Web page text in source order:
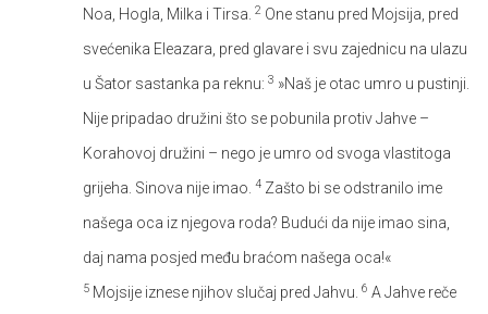
Noa, Hogla, Milka i Tirsa. 2 One stanu pred Mojsija, pred
svećenika Eleazara, pred glavare i svu zajednicu na ulazu
u Šator sastanka pa reknu: 3 »Naš je otac umro u pustinji.
Nije pripadao družini što se pobunila protiv Jahve –
Korahovoj družini – nego je umro od svoga vlastitoga
grijeha. Sinova nije imao. 4 Zašto bi se odstranilo ime
našega oca iz njegova roda? Budući da nije imao sina,
daj nama posjed među braćom našega oca!«
5 Mojsije iznese njihov slučaj pred Jahvu. 6 A Jahve reče